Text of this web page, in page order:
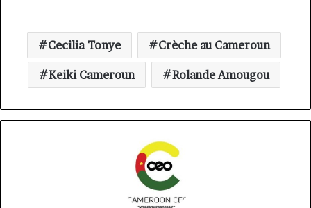
Cecilia Tonye Crèche au Cameroun
Keiki Cameroun Rolande Amougou